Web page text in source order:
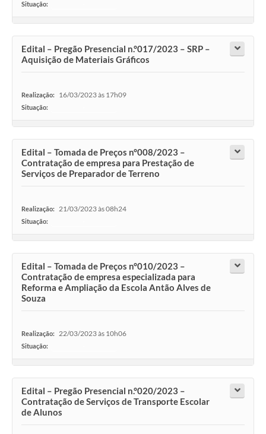
Situação:
Edital – Pregão Presencial n.°017/2023 – SRP –
Aquisição de Materiais Gráficos
Realização: 16/03/2023 às 17h09
Situação:
Edital – Tomada de Preços n°008/2023 –
Contratação de empresa para Prestação de
Serviços de Preparador de Terreno
Realização: 21/03/2023 às 08h24
Situação:
Edital – Tomada de Preços n°010/2023 –
Contratação de empresa especializada para
Reforma e Ampliação da Escola Antão Alves de
Souza
Realização: 22/03/2023 às 10h06
Situação:
Edital – Pregão Presencial n.°020/2023 –
Contratação de Serviços de Transporte Escolar
de Alunos